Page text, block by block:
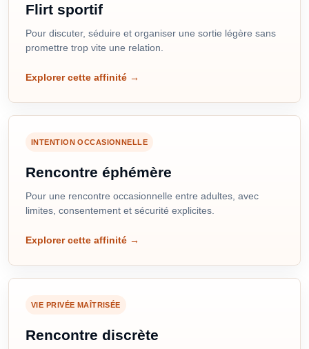
Flirt sportif
Pour discuter, séduire et organiser une sortie légère sans
promettre trop vite une relation.
Explorer cette affinité →
INTENTION OCCASIONNELLE
Rencontre éphémère
Pour une rencontre occasionnelle entre adultes, avec
limites, consentement et sécurité explicites.
Explorer cette affinité →
VIE PRIVÉE MAÎTRISÉE
Rencontre discrète